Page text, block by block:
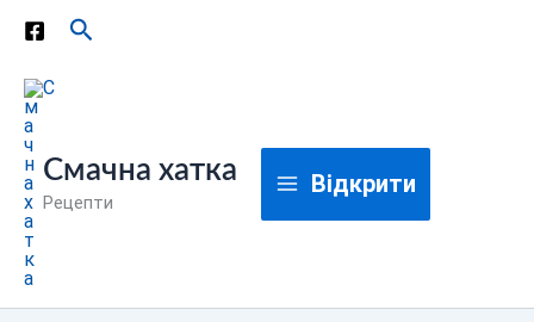
Перейти
вмісту
Пошук
Смачна хатка
Рецепти
Відкрити